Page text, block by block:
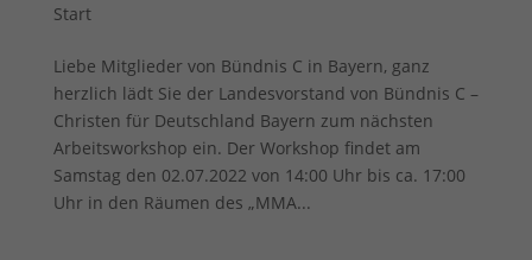
Start
Liebe Mitglieder von Bündnis C in Bayern, ganz
herzlich lädt Sie der Landesvorstand von Bündnis C –
Christen für Deutschland Bayern zum nächsten
Arbeitsworkshop ein. Der Workshop findet am
Samstag den 02.07.2022 von 14:00 Uhr bis ca. 17:00
Uhr in den Räumen des „MMA...